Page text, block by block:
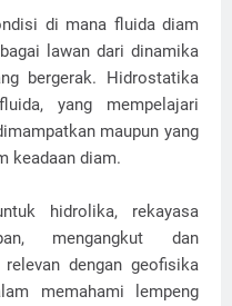
di mana fluida diam
lawan dari dinamika
bergerak. Hidrostatika
yang mempelajari
maupun yang
keadaan diam.
hidrolika, rekayasa
mengangkut dan
dengan geofisika
memahami lempeng